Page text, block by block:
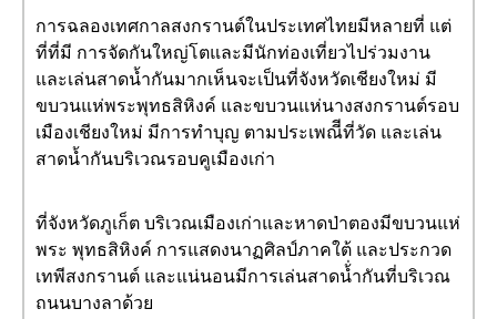
การฉลองเทศกาลสงกรานต์ในประเทศไทยมีหลายที่ แต่
ที่ที่มี การจัดกันใหญ่โตและมีนักท่องเที่ยวไปร่วมงาน
และเล่นสาดน้ำกันมากเห็นจะเป็นที่จังหวัดเชียงใหม่ มี
ขบวนแห่พระพุทธสิหิงค์ และขบวนแห่นางสงกรานต์รอบ
เมืองเชียงใหม่ มีการทำบุญ ตามประเพณีีที่วัด และเล่น
สาดน้ำกันบริเวณรอบคูเมืองเก่า
ที่จังหวัดภูเก็ต บริเวณเมืองเก่าและหาดป่าตองมีขบวนแห่
พระ พุทธสิหิงค์ การแสดงนาฏศิลป์ภาคใต้ และประกวด
เทพีสงกรานต์ และแน่นอนมีการเล่นสาดน้่ำกันที่บริเวณ
ถนนบางลาด้วย